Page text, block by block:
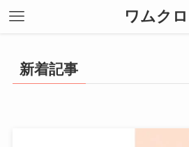
ワムクロ
新着記事